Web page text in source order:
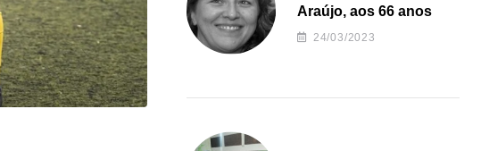
Araújo, aos 66 anos
24/03/2023